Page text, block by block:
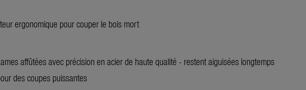
ergonomique pour couper le bois mort
affûtées avec précision en acier de haute qualité - restent aiguisées longtemps
des coupes puissantes